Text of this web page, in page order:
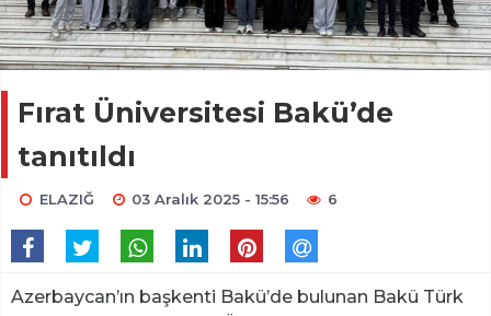
Fırat Üniversitesi Bakü’de
tanıtıldı
ELAZIĞ 03 Aralık 2025 - 15:56 6
Azerbaycan’ın başkenti Bakü’de bulunan Bakü Türk